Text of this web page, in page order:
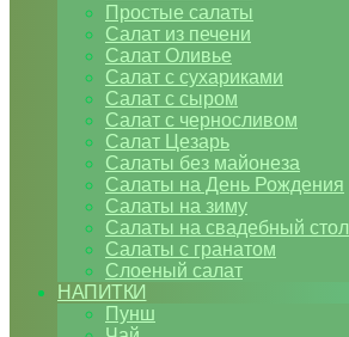
Простые салаты
Салат из печени
Салат Оливье
Салат с сухариками
Салат с сыром
Салат с черносливом
Салат Цезарь
Салаты без майонеза
Салаты на День Рождения
Салаты на зиму
Салаты на свадебный стол
Салаты с гранатом
Слоеный салат
НАПИТКИ
Пунш